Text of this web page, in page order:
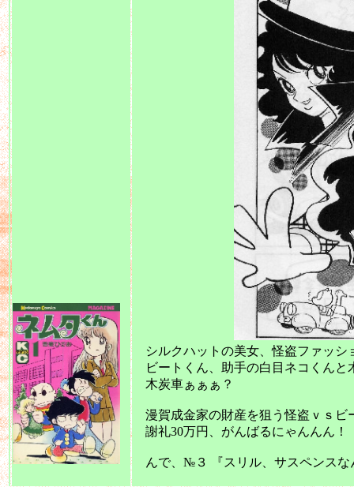
シルクハットの美女、怪盗ファッシ
ビートくん、助手の白目ネコくんと
木炭車ぁぁぁ？
漫賀成金家の財産を狙う怪盗ｖｓビ
謝礼30万円、がんばるにゃんんん！
んで、№３ 『スリル、サスペンスな